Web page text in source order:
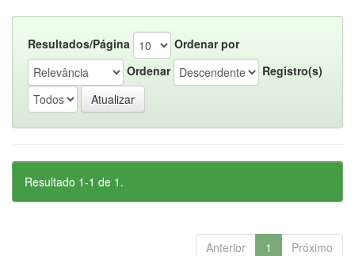
Resultados/Página
Ordenar por
Ordenar
Registro(s)
Resultado 1-1 de 1.
Anterior 1 Próximo